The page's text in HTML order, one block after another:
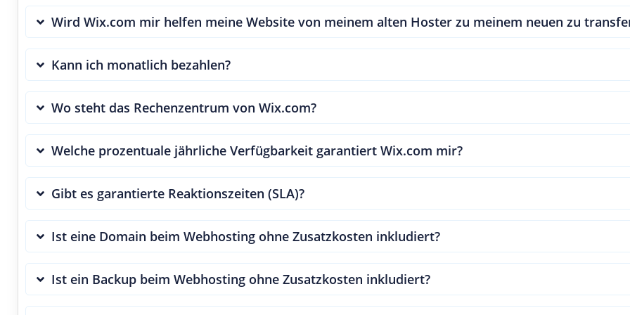
Wird Wix.com mir helfen meine Website von meinem alten Hoster zu meinem neuen zu
Kann ich monatlich bezahlen?
Wo steht das Rechenzentrum von Wix.com?
Welche prozentuale jährliche Verfügbarkeit garantiert Wix.com mir?
Gibt es garantierte Reaktionszeiten (SLA)?
Ist eine Domain beim Webhosting ohne Zusatzkosten inkludiert?
Ist ein Backup beim Webhosting ohne Zusatzkosten inkludiert?